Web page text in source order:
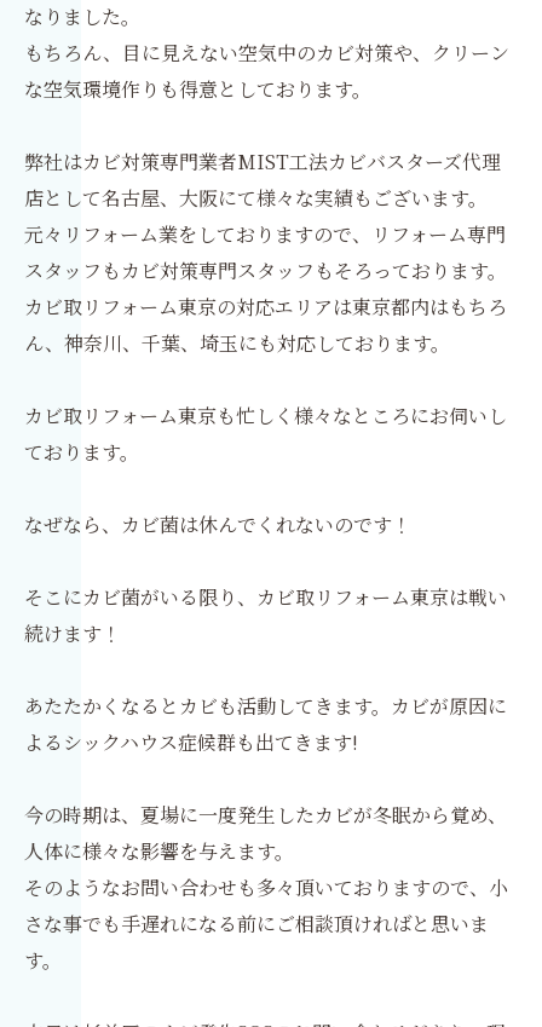
なりました。
もちろん、目に見えない空気中のカビ対策や、クリーン
な空気環境作りも得意としております。
弊社はカビ対策専門業者MIST工法カビバスターズ代理
店として名古屋、大阪にて様々な実績もございます。
元々リフォーム業をしておりますので、リフォーム専門
スタッフもカビ対策専門スタッフもそろっております。
カビ取リフォーム東京の対応エリアは東京都内はもちろ
ん、神奈川、千葉、埼玉にも対応しております。
カビ取リフォーム東京も忙しく様々なところにお伺いし
ております。
なぜなら、カビ菌は休んでくれないのです！
そこにカビ菌がいる限り、カビ取リフォーム東京は戦い
続けます！
あたたかくなるとカビも活動してきます。カビが原因に
よるシックハウス症候群も出てきます!
今の時期は、夏場に一度発生したカビが冬眠から覚め、
人体に様々な影響を与えます。
そのようなお問い合わせも多々頂いておりますので、小
さな事でも手遅れになる前にご相談頂ければと思いま
す。